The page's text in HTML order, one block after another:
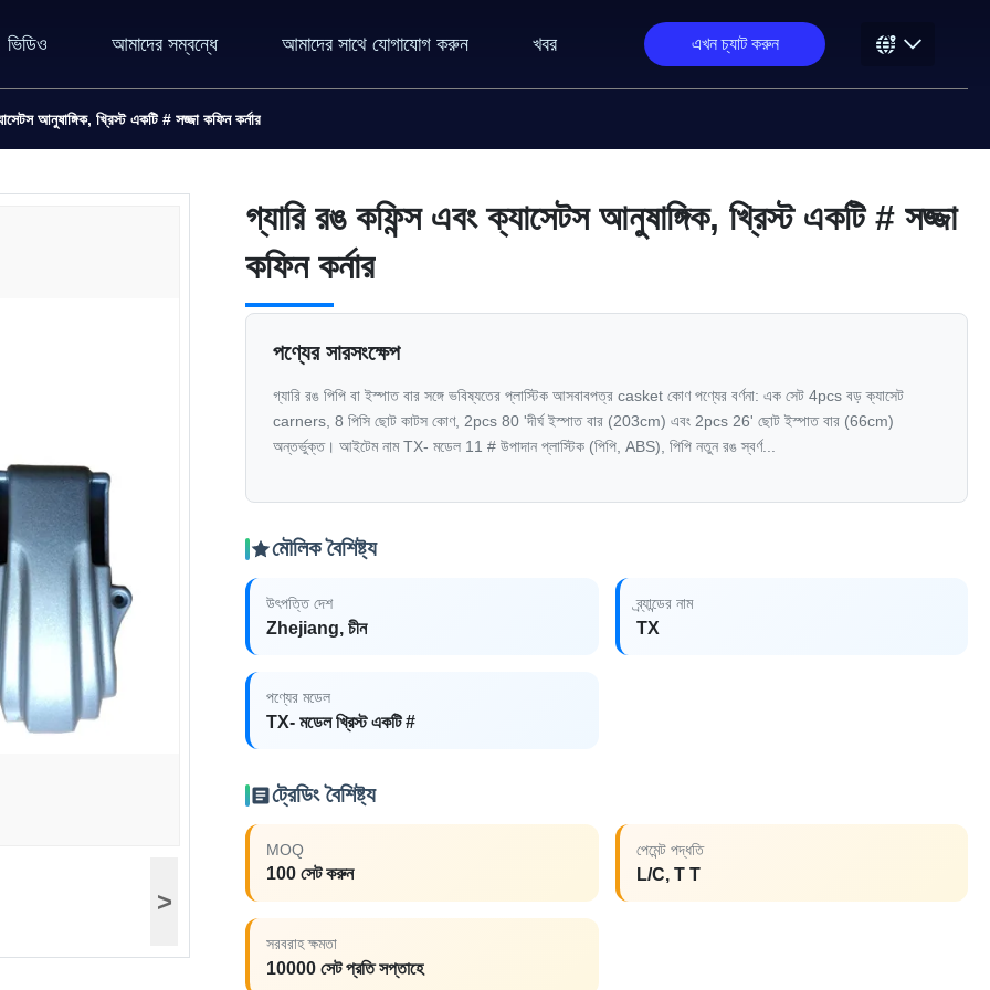
ভিডিও আমাদের সম্বন্ধে আমাদের সাথে যোগাযোগ করুন খবর এখন চ্যাট করুন
আনুষাঙ্গিক, খ্রিস্ট একটি # সজ্জা কফিন কর্নার
>
গ্যারি রঙ কফিন্স এবং ক্যাসেটস আনুষাঙ্গিক, খ্রিস্ট একটি # সজ্জা
কফিন কর্নার
পণ্যের সারসংক্ষেপ
গ্যারি রঙ পিপি বা ইস্পাত বার সঙ্গে ভবিষ্যতের প্লাস্টিক আসবাবপত্র casket কোণ পণ্যের বর্ণনা: এক সেট 4pcs বড় ক্যাসেট
carners, 8 পিসি ছোট কাটস কোণ, 2pcs 80 'দীর্ঘ ইস্পাত বার (203cm) এবং 2pcs 26' ছোট ইস্পাত বার (66cm)
অন্তর্ভুক্ত। আইটেম নাম TX- মডেল 11 # উপাদান প্লাস্টিক (পিপি, ABS), পিপি নতুন রঙ স্বর্ণ...
মৌলিক বৈশিষ্ট্য
উৎপত্তি দেশ
Zhejiang, চীন
ব্র্যান্ডের নাম
TX
পণ্যের মডেল
TX- মডেল খ্রিস্ট একটি #
ট্রেডিং বৈশিষ্ট্য
MOQ
100 সেট করুন
পেমেন্ট পদ্ধতি
L/C, T T
সরবরাহ ক্ষমতা
10000 সেট প্রতি সপ্তাহে